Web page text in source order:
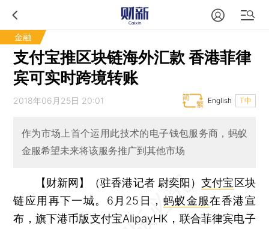
金融
支付宝推区块链海外汇款 香港菲律
宾可实时跨境转账
2018年06月25日 20:01 T中
English
作为市场上首个运用此技术的电子钱包服务商，蚂蚁
金服希望未来将该服务推广到其他市场
【财新网】（驻香港记者 尉奕阳）支付宝区块
链应用再下一城。6月25日， 蚂蚁金服在香港宣
布，旗下港币版支付宝AlipayHK，联合菲律宾电子